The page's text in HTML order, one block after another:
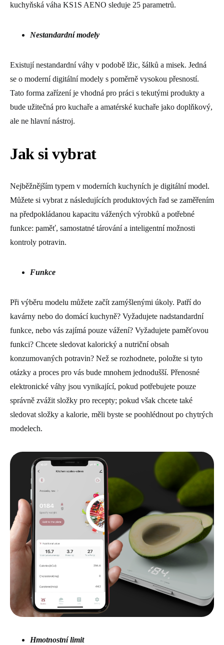
kuchyňská váha KS1S AENO sleduje 25 parametrů.
Nestandardní modely
Existují nestandardní váhy v podobě lžic, šálků a misek. Jedná
se o moderní digitální modely s poměrně vysokou přesností.
Tato forma zařízení je vhodná pro práci s tekutými produkty a
bude užitečná pro kuchaře a amatérské kuchaře jako doplňkový,
ale ne hlavní nástroj.
Jak si vybrat
Nejběžnějším typem v moderních kuchyních je digitální model.
Můžete si vybrat z následujících produktových řad se zaměřením
na předpokládanou kapacitu vážených výrobků a potřebné
funkce: paměť, samostatné tárování a inteligentní možnosti
kontroly potravin.
Funkce
Při výběru modelu můžete začít zamýšlenými úkoly. Patří do
kavárny nebo do domácí kuchyně? Vyžadujete nadstandardní
funkce, nebo vás zajímá pouze vážení? Vyžadujete paměťovou
funkci? Chcete sledovat kalorický a nutriční obsah
konzumovaných potravin? Než se rozhodnete, položte si tyto
otázky a proces pro vás bude mnohem jednodušší. Přenosné
elektronické váhy jsou vynikající, pokud potřebujete pouze
správně zvážit složky pro recepty; pokud však chcete také
sledovat složky a kalorie, měli byste se poohlédnout po chytrých
modelech.
Hmotnostní limit